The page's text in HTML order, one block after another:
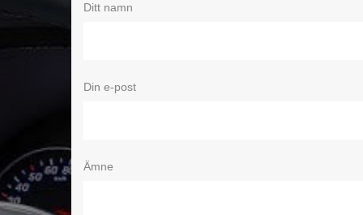
Ditt namn
Din e-post
Ämne